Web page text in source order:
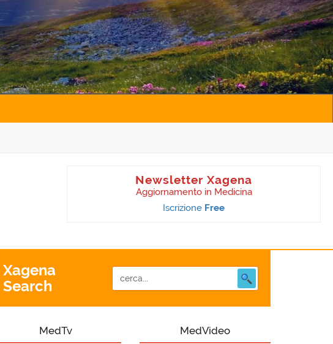
Newsletter Xagena
Aggiornamento in Medicina
Iscrizione Free
Xagena
Search
MedTv MedVideo